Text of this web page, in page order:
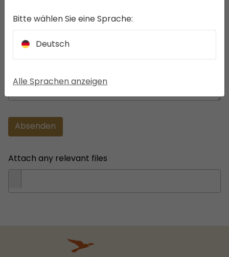
Absenden
Attach any relevant files
Bitte wählen Sie eine Sprache:
Deutsch
Alle Sprachen anzeigen